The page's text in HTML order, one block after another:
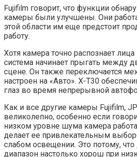
Fujifilm говорит, что функции
камеры были улучшены. Они
этой области им еще предстоит
работу.
Хотя камера точно распознает лица
система начинает прыгать между
сцене. Он также переключается
настроен на «Авто». X-T30
глаз во время непрерывной
Как и все другие камеры Fujifilm,
великолепно, особенно если
низком уровне шума камера
делает ее привлекательным
слабом освещении. Это потому,
диапазон настолько хорош при